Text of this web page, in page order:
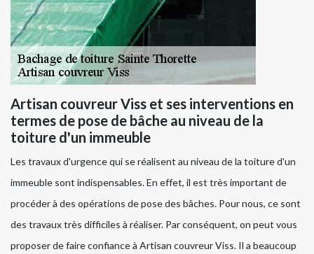
Artisan couvreur Viss et ses interventions en
termes de pose de bâche au niveau de la
toiture d'un immeuble
Les travaux d'urgence qui se réalisent au niveau de la toiture d'un
immeuble sont indispensables. En effet, il est très important de
procéder à des opérations de pose des bâches. Pour nous, ce sont
des travaux très difficiles à réaliser. Par conséquent, on peut vous
proposer de faire confiance à Artisan couvreur Viss. Il a beaucoup